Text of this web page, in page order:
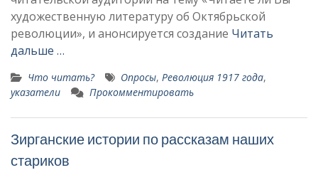
художественную литературу об Октябрьской
революции», и анонсируется создание Читать
дальше …
Что читать? Опросы, Революция 1917 года,
указатели
Прокомментировать
Зирганские истории по рассказам наших
стариков